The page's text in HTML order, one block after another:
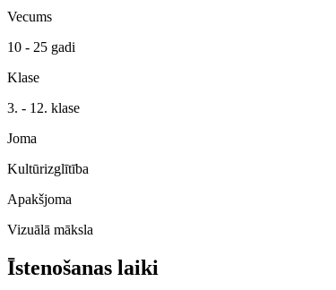
Vecums
10 - 25 gadi
Klase
3. - 12. klase
Joma
Kultūrizglītība
Apakšjoma
Vizuālā māksla
Īstenošanas laiki